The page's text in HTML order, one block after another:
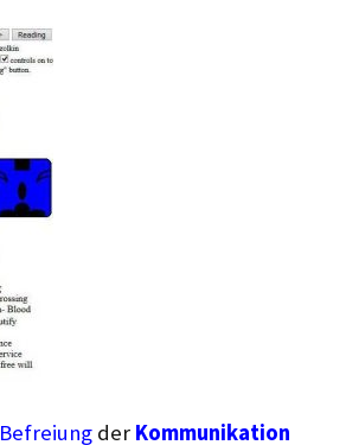
Befreiung der Kommunikation